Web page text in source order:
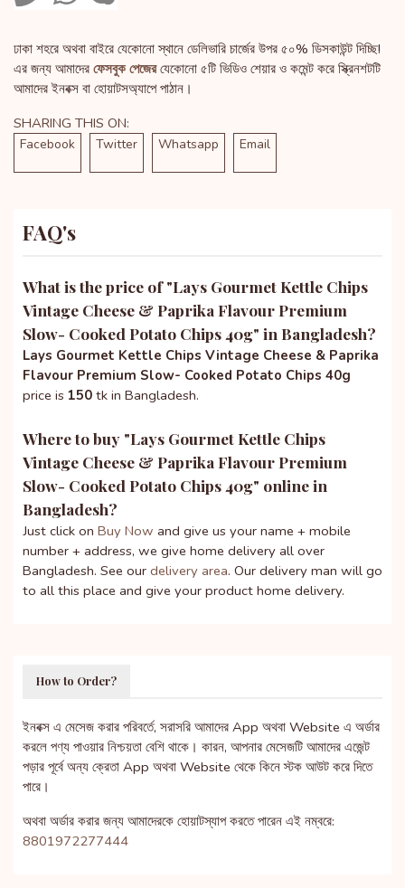
ঢাকা শহরে অথবা বাইরে যেকোনো স্থানে ডেলিভারি চার্জের উপর ৫০% ডিসকাউন্ট দিচ্ছি!
এর জন্য আমাদের ফেসবুক পেজেরযেকোনো ৫টি ভিডিও শেয়ার ও কমেন্ট করে স্ক্রিনশটটি
আমাদের ইনবক্স বা হোয়াটসঅ্যাপে পাঠান।
SHARING THIS ON:
Facebook Twitter Whatsapp Email
FAQ's
What is the price of "Lays Gourmet Kettle Chips
Vintage Cheese & Paprika Flavour Premium
Slow- Cooked Potato Chips 40g" in Bangladesh?
Lays Gourmet Kettle Chips Vintage Cheese & Paprika
Flavour Premium Slow- Cooked Potato Chips 40g
price is 150 tk in Bangladesh.
Where to buy "Lays Gourmet Kettle Chips
Vintage Cheese & Paprika Flavour Premium
Slow- Cooked Potato Chips 40g" online in
Bangladesh?
Just click on Buy Now and give us your name + mobile
number + address, we give home delivery all over
Bangladesh. See our delivery area. Our delivery man will go
to all this place and give your product home delivery.
How to Order?
ইনবক্স এ মেসেজ করার পরিবর্তে, সরাসরি আমাদের App অথবা Website এ অর্ডার
করলে পণ্য পাওয়ার নিশ্চয়তা বেশি থাকে। কারন, আপনার মেসেজটি আমাদের এজেন্ট
পড়ার পূর্বে অন্য ক্রেতা App অথবা Website থেকে কিনে স্টক আউট করে দিতে
পারে।
অথবা অর্ডার করার জন্য আমাদেরকে হোয়াটস্যাপ করতে পারেন এই নম্বরে:
8801972277444